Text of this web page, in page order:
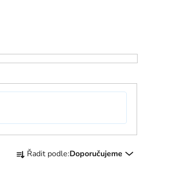
a Řadit podle:Doporučujeme